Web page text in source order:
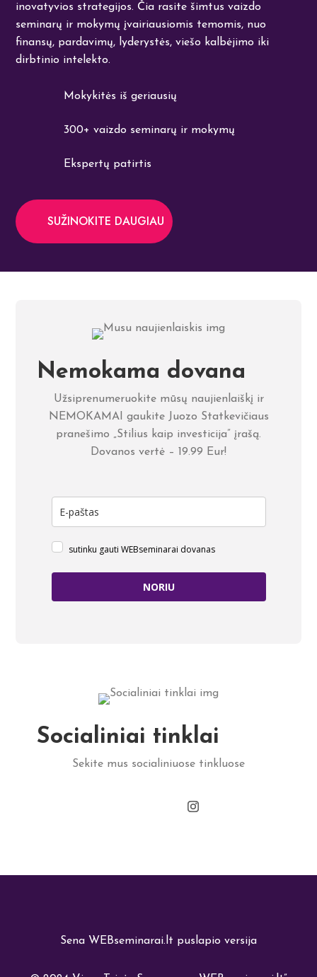
inovatyvios strategijos. Čia rasite šimtus vaizdo
seminarų ir mokymų įvairiausiomis temomis, nuo
finansų, pardavimų, lyderystės, viešo kalbėjimo iki
dirbtinio intelekto.
Mokykitės iš geriausių
300+ vaizdo seminarų ir mokymų
Ekspertų patirtis
SUŽINOKITE DAUGIAU
Nemokama dovana
Užsiprenumeruokite mūsų naujienlaiškį ir
NEMOKAMAI gaukite Juozo Statkevičiaus
pranešimo „Stilius kaip investicija” įrašą.
Dovanos vertė – 19.99 Eur!
sutinku gauti WEBseminarai dovanas
NORIU
Socialiniai tinklai
Sekite mus socialiniuose tinkluose
Sena WEBseminarai.lt puslapio versija